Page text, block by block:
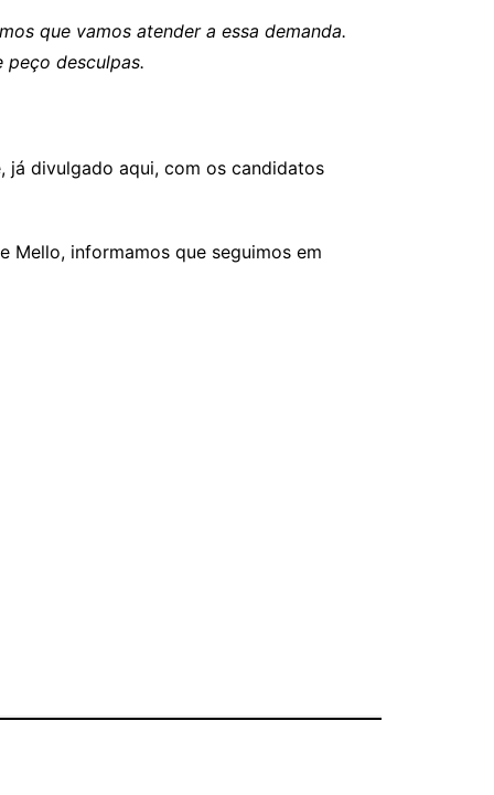
que vamos atender a essa demanda.
peço desculpas.
já divulgado aqui, com os candidatos
Mello, informamos que seguimos em